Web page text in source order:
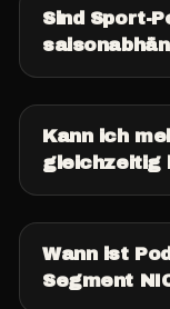
Sind Sport-
Kann ich
gleichzeitig
Wann ist
Segment